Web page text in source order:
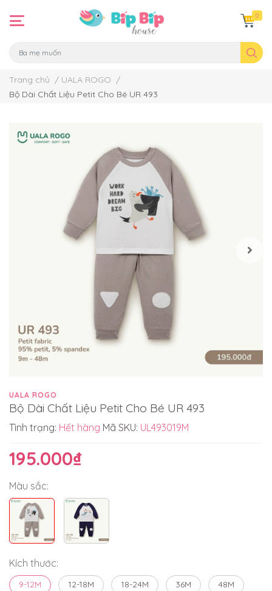
0
Trang chủ / UALA ROGO /
Bộ Dài Chất Liệu Petit Cho Bé UR 493
UALA ROGO
Bộ Dài Chất Liệu Petit Cho Bé UR 493
Tình trạng: Hết hàng Mã SKU: UL493019M
195.000₫
Màu sắc:
Kích thước:
9-12M 12-18M 18-24M 36M 48M